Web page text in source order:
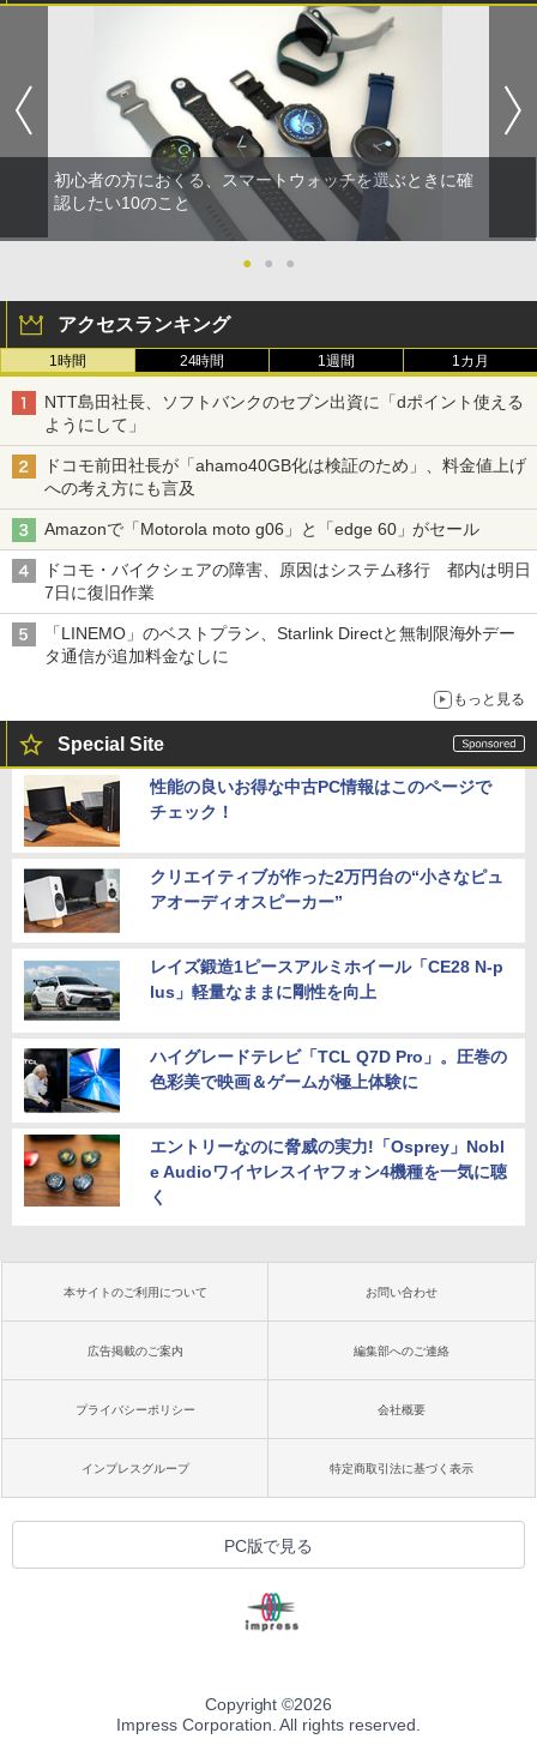
初心者の方におくる、スマートウォッチを選ぶときに確
認したい10のこと
● ● ●
アクセスランキング
1時間 24時間 1週間 1カ月
NTT島田社長、ソフトバンクのセブン出資に「dポイント使える
ようにして」
ドコモ前田社長が「ahamo40GB化は検証のため」、料金値上げ
への考え方にも言及
Amazonで「Motorola moto g06」と「edge 60」がセール
ドコモ・バイクシェアの障害、原因はシステム移行 都内は明日
7日に復旧作業
「LINEMO」のベストプラン、Starlink Directと無制限海外デー
タ通信が追加料金なしに
もっと見る
Special Site
性能の良いお得な中古PC情報はこのページで
チェック！
クリエイティブが作った2万円台の“小さなピュ
アオーディオスピーカー”
レイズ鍛造1ピースアルミホイール「CE28 N-p
lus」軽量なままに剛性を向上
ハイグレードテレビ「TCL Q7D Pro」。圧巻の
色彩美で映画＆ゲームが極上体験に
エントリーなのに脅威の実力!「Osprey」Nobl
e Audioワイヤレスイヤフォン4機種を一気に聴
く
本サイトのご利用について お問い合わせ
広告掲載のご案内 編集部へのご連絡
プライバシーポリシー 会社概要
インプレスグループ 特定商取引法に基づく表示
PC版で見る
Copyright ©2026
Impress Corporation. All rights reserved.